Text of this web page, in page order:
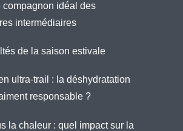
compagnon idéal des
intermédiaires
de la saison estivale
ultra-trail : la déshydratation
responsable ?
la chaleur : quel impact sur la